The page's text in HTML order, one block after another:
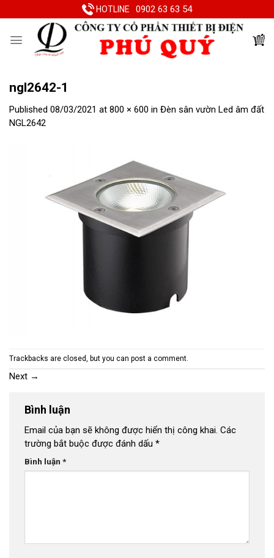
to
HOTLINE 0902 63 63 54
ngl2642-1
Published 08/03/2021 at 800 × 600 in Đèn sân vườn Led âm đất
NGL2642
Trackbacks are closed, but you can post a comment.
Next →
Bình luận
Email của bạn sẽ không được hiển thị công khai. Các
trường bắt buộc được đánh dấu *
Bình luận *